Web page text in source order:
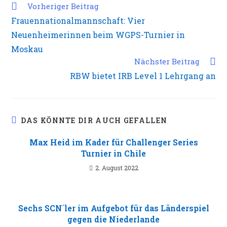
Weitere
ansehen
Vorheriger Beitrag
Frauennationalmannschaft: Vier
Neuenheimerinnen beim WGPS-Turnier in
Moskau
Nächster Beitrag
RBW bietet IRB Level 1 Lehrgang an
DAS KÖNNTE DIR AUCH GEFALLEN
Max Heid im Kader für Challenger Series
Turnier in Chile
2. August 2022
Sechs SCN´ler im Aufgebot für das Länderspiel
gegen die Niederlande